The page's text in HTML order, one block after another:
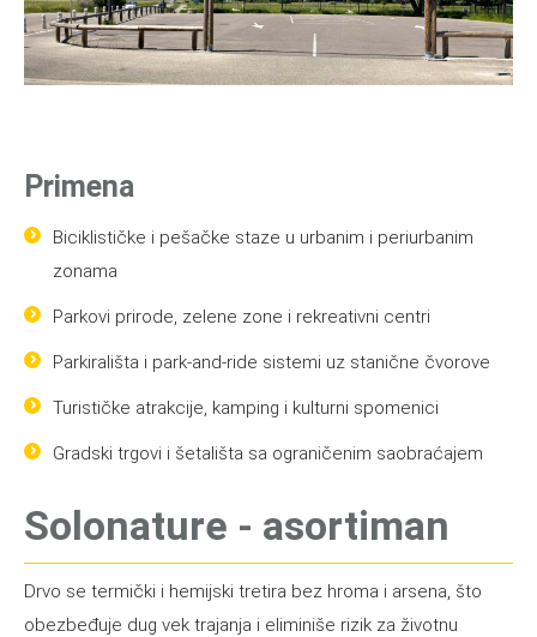
Primena
Biciklističke i pešačke staze u urbanim i periurbanim
zonama
Parkovi prirode, zelene zone i rekreativni centri
Parkirališta i park‑and‑ride sistemi uz stanične čvorove
Turističke atrakcije, kamping i kulturni spomenici
Gradski trgovi i šetališta sa ograničenim saobraćajem
Solonature - asortiman
Drvo se termički i hemijski tretira bez hroma i arsena, što
obezbeđuje dug vek trajanja i eliminiše rizik za životnu